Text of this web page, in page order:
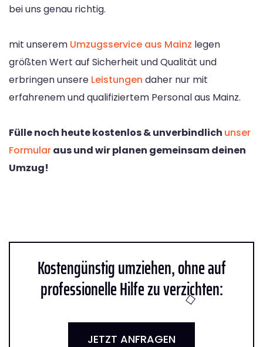
bei uns genau richtig.
mit unserem Umzugsservice aus Mainz legen
größten Wert auf Sicherheit und Qualität und
erbringen unsere Leistungen daher nur mit
erfahrenem und qualifiziertem Personal aus Mainz.
Fülle noch heute kostenlos & unverbindlich unser
Formularaus und wir planen gemeinsam deinen
Umzug!
Kostengünstig umziehen, ohne auf
professionelle Hilfe zu verzichten:
JETZT ANFRAGEN